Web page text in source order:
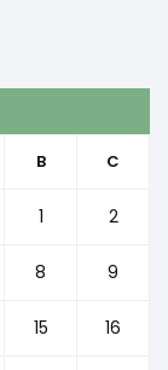
B C
1 2
8 9
15 16